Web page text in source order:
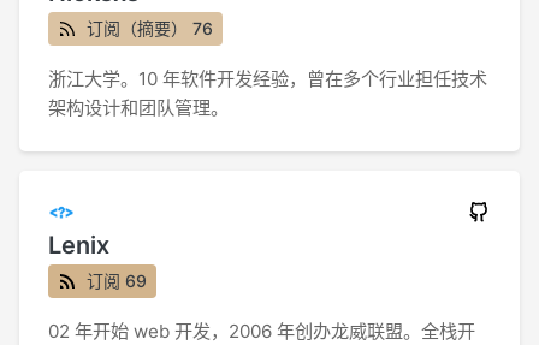
订阅（摘要） 76
浙江大学。10 年软件开发经验，曾在多个行业担任技术
架构设计和团队管理。
Lenix
订阅 69
02 年开始 web 开发，2006 年创办龙威联盟。全栈开